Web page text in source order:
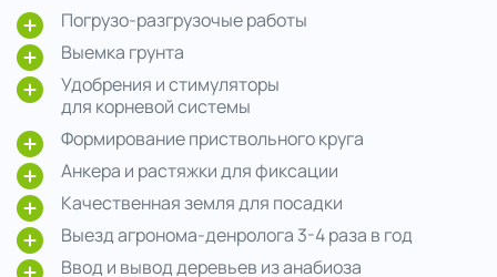
Погрузо-разгрузочые работы
Выемка грунта
Удобрения и стимуляторы
для корневой системы
Формирование приствольного круга
Анкера и растяжки для фиксации
Качественная земля для посадки
Выезд агронома-денролога 3-4 раза в год
Ввод и вывод деревьев из анабиоза